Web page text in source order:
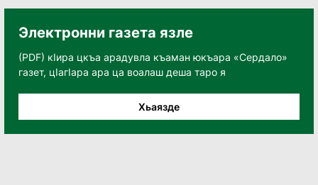
Электронни газета язле
(PDF) кӀира цкъа арадувла къаман юкъара «Сердало»
газет, цӀагӀара ара ца воалаш деша таро я
Хьаязде